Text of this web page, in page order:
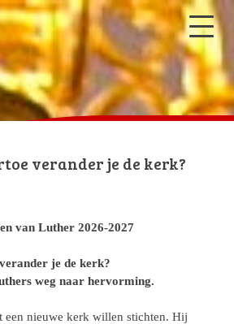
verander je de kerk?
van Luther 2026-2027
je de kerk?
weg naar hervorming.
een nieuwe kerk willen stichten. Hij